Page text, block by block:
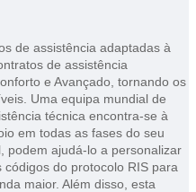
de assistência adaptadas à
de assistência
e Avançado, tornando os
Uma equipa mundial de
técnica encontra-se à
em todas as fases do seu
podem ajudá-lo a personalizar
do protocolo RIS para
maior. Além disso, esta